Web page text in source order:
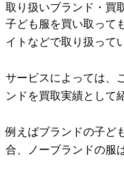
取り扱いブランド・買
子ども服を買い取って
イトなどで取り扱って
サービスによっては、
ンドを買取実績として
例えばブランドの子ど
合、ノーブランドの服